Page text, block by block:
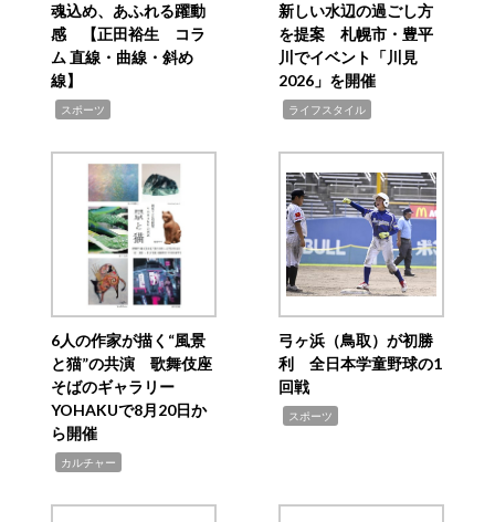
魂込め、あふれる躍動
感 【正田裕生 コラ
ム 直線・曲線・斜め
線】
スポーツ
新しい水辺の過ごし方
を提案 札幌市・豊平
川でイベント「川見
2026」を開催
ライフスタイル
6人の作家が描く“風景
と猫”の共演 歌舞伎座
そばのギャラリー
YOHAKUで8月20日か
ら開催
カルチャー
弓ヶ浜（鳥取）が初勝
利 全日本学童野球の1
回戦
スポーツ